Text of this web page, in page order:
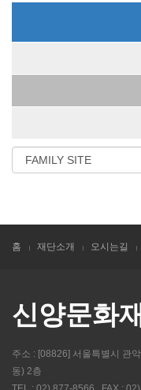
홈 재단소개 오시는길
신양문화
주소 : [08826] 서울특별시 관
동) 2층